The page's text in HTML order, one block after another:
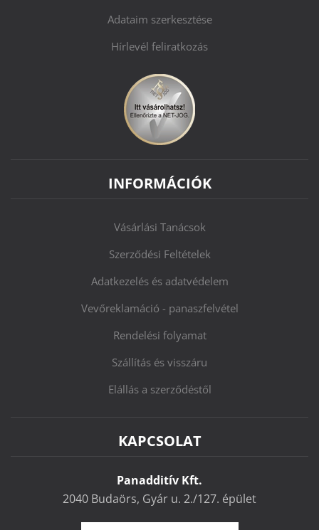
Adataim szerkesztése
Hírlevél feliratkozás
INFORMÁCIÓK
Vásárlási Tanácsok
Szerződési Feltételek
Adatkezelés és adatvédelem
Vevőreklamáció - panaszfelvétel
Rendelési folyamat
Szállítás és visszáru
Elállás a szerződéstől
KAPCSOLAT
Panadditív Kft.
2040 Budaörs, Gyár u. 2./127. épület